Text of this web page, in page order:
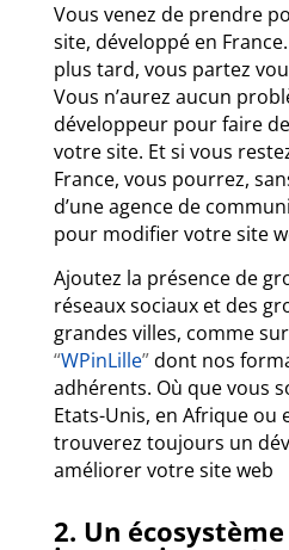
Vous venez de prendre
site, développé en
plus tard, vous partez
Vous n’aurez aucun
développeur pour faire
votre site. Et si vous
France, vous pourrez,
d’une agence de
pour modifier votre site
Ajoutez la présence de
réseaux sociaux et des
grandes villes, comme
“WPinLille”dont nos
adhérents. Où que vous
Etats-Unis, en Afrique ou
trouverez toujours un
améliorer votre site web
2. Un écosystème